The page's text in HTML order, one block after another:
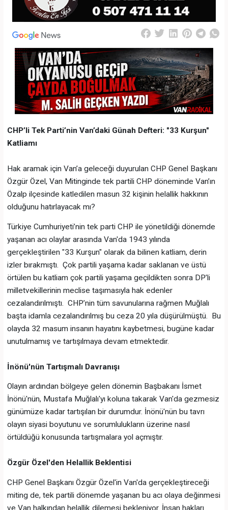
CHP’li Tek Parti’nin Van’daki Günah Defteri: "33 Kurşun"
Katliamı
Hak aramak için Van’a geleceği duyurulan CHP Genel Başkanı
Özgür Özel, Van Mitinginde tek partili CHP döneminde Van’ın
Özalp ilçesinde katledilen masun 32 kişinin helallik hakkının
olduğunu hatırlayacak mı?
Türkiye Cumhuriyeti’nin tek parti CHP ile yönetildiği dönemde
yaşanan acı olaylar arasında Van'da 1943 yılında
gerçekleştirilen "33 Kurşun" olarak da bilinen katliam, derin
izler bırakmıştı. Çok partili yaşama kadar saklanan ve üstü
örtülen bu katliam çok partili yaşama geçildikten sonra DP’li
milletvekillerinin meclise taşımasıyla hak edenler
cezalandırılmıştı. CHP’nin tüm savunularına rağmen Muğlalı
başta idamla cezalandırılmış bu ceza 20 yıla düşürülmüştü. Bu
olayda 32 masum insanın hayatını kaybetmesi, bugüne kadar
unutulmamış ve tartışılmaya devam etmektedir.
İnönü'nün Tartışmalı Davranışı
Olayın ardından bölgeye gelen dönemin Başbakanı İsmet
İnönü'nün, Mustafa Muğlalı'yı koluna takarak Van'da gezmesiz
günümüze kadar tartışılan bir durumdur. İnönü'nün bu tavrı
olayın siyasi boyutunu ve sorumlulukların üzerine nasıl
örtüldüğü konusunda tartışmalara yol açmıştır.
Özgür Özel'den Helallik Beklentisi
CHP Genel Başkanı Özgür Özel'in Van'da gerçekleştireceği
miting de, tek partili dönemde yaşanan bu acı olaya değinmesi
ve Van halkından helallik dilemesi bekleniyor. İnsan hakları